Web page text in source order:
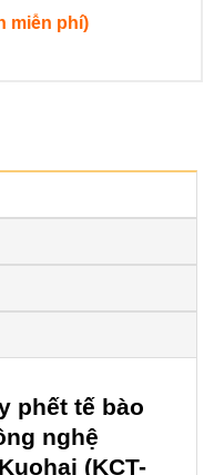
miễn phí)
phết tế bào
nghệ
(KCT-